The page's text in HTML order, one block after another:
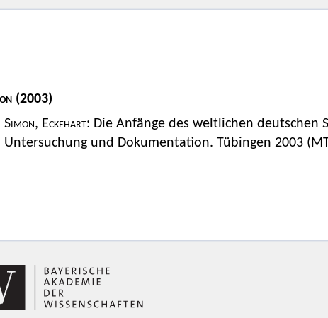
(2003)
Simon, Eckehart: Die Anfänge des weltlichen deutschen
Untersuchung und Dokumentation. Tübingen 2003